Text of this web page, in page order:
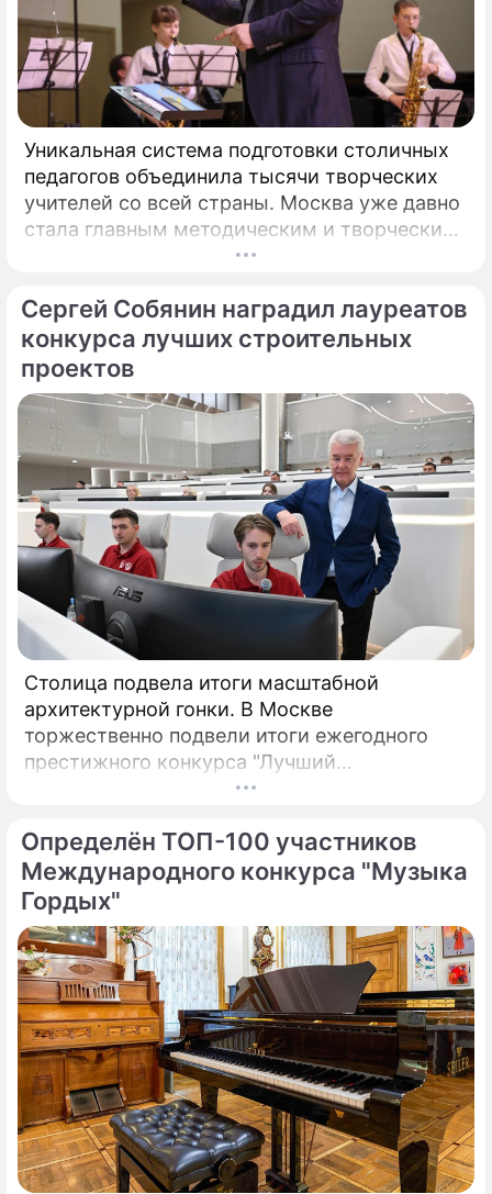
Уникальная система подготовки столичных
педагогов объединила тысячи творческих
учителей со всей страны. Москва уже давно
стала главным методическим и творческим
центром России, где рождаются самые
талантов.
Сергей Собянин наградил лауреатов
конкурса лучших строительных
проектов
Столица подвела итоги масштабной
архитектурной гонки. В Москве
торжественно подвели итоги ежегодного
престижного конкурса "Лучший
реализованный проект в области
Определён ТОП-100 участников
Международного конкурса "Музыка
Гордых"